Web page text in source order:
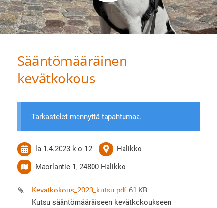
Sääntömääräinen
kevätkokous
Tarkastelet mennyttä tapahtumaa.
la 1.4.2023 klo 12 Halikko
Maorlantie 1, 24800 Halikko
Kevatkokous_2023_kutsu.pdf 61 KB
Kutsu sääntömääräiseen kevätkokoukseen